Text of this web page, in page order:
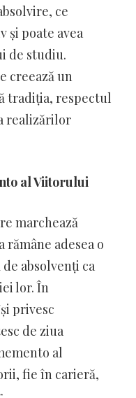
ce
și poate avea
de studiu.
creează un
tradiția, respectul
realizărilor
al Viitorului
marchează
adesea o
absolvenți ca
lor. În
privesc
de ziua
al
fie în carieră,